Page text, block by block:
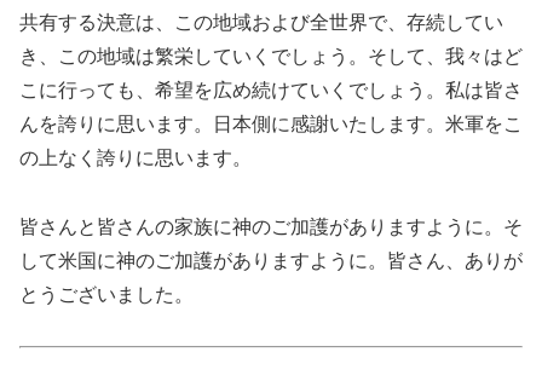
共有する決意は、この地域および全世界で、存続してい
き、この地域は繁栄していくでしょう。そして、我々はど
こに行っても、希望を広め続けていくでしょう。私は皆さ
んを誇りに思います。日本側に感謝いたします。米軍をこ
の上なく誇りに思います。
皆さんと皆さんの家族に神のご加護がありますように。そ
して米国に神のご加護がありますように。皆さん、ありが
とうございました。